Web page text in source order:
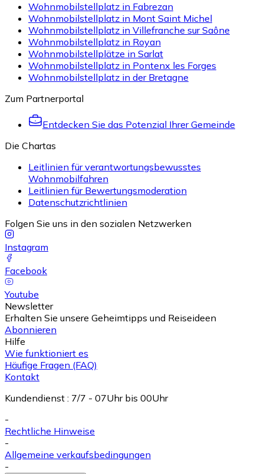
Wohnmobilstellplatz in Fabrezan
Wohnmobilstellplatz in Mont Saint Michel
Wohnmobilstellplatz in Villefranche sur Saône
Wohnmobilstellplatz in Royan
Wohnmobilstellplätze in Sarlat
Wohnmobilstellplatz in Pontenx les Forges
Wohnmobilstellplatz in der Bretagne
Zum Partnerportal
Entdecken Sie das Potenzial Ihrer Gemeinde
Die Chartas
Leitlinien für verantwortungsbewusstes
Wohnmobilfahren
Leitlinien für Bewertungsmoderation
Datenschutzrichtlinien
Folgen Sie uns in den sozialen Netzwerken
Instagram
Facebook
Youtube
Newsletter
Erhalten Sie unsere Geheimtipps und Reiseideen
Abonnieren
Hilfe
Wie funktioniert es
Häufige Fragen (FAQ)
Kontakt
Kundendienst : 7/7 - 07Uhr bis 00Uhr
-
Rechtliche Hinweise
-
Allgemeine verkaufsbedingungen
-